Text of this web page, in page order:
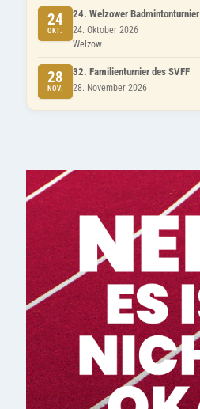
24
OKT.
24. Welzower Badmintonturnier
24. Oktober 2026
Welzow
28
NOV.
32. Familienturnier des SVFF
28. November 2026